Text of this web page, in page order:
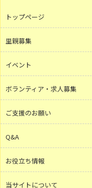
トップページ
里親募集
イベント
ボランティア・求人募集
ご支援のお願い
Q&A
お役立ち情報
当サイトについて